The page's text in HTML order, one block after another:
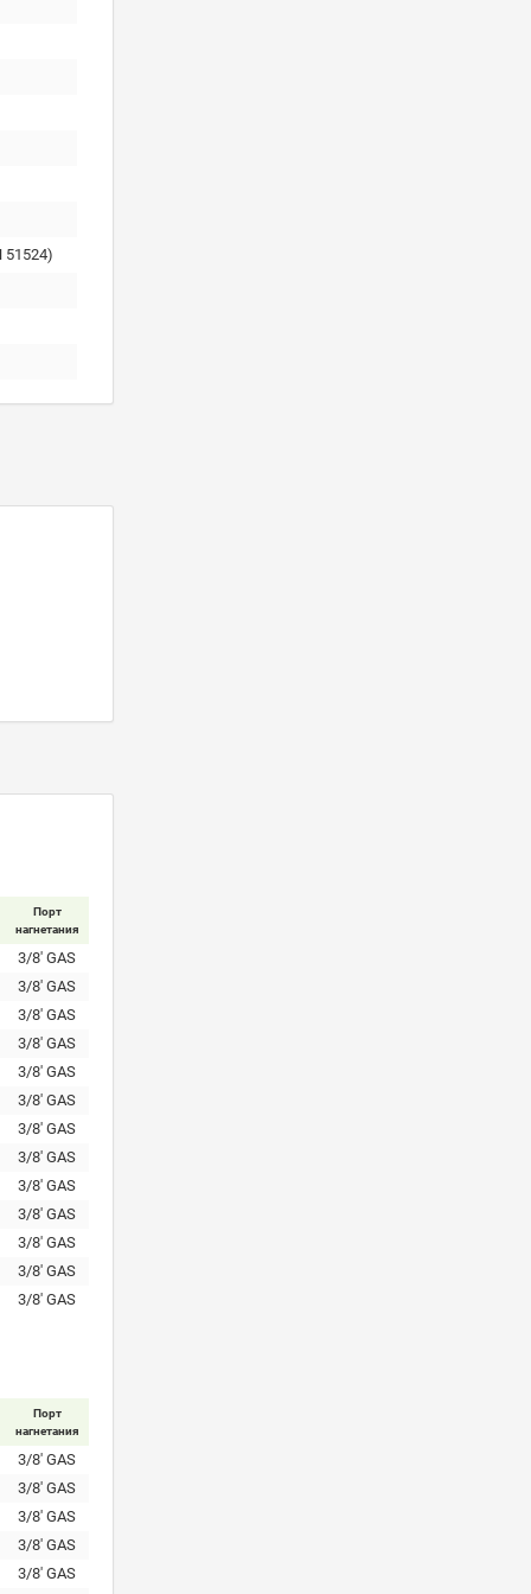
51524)
Порт
нагнетания
3/8' GAS
3/8' GAS
3/8' GAS
3/8' GAS
3/8' GAS
3/8' GAS
3/8' GAS
3/8' GAS
3/8' GAS
3/8' GAS
3/8' GAS
3/8' GAS
3/8' GAS
Порт
нагнетания
3/8' GAS
3/8' GAS
3/8' GAS
3/8' GAS
3/8' GAS